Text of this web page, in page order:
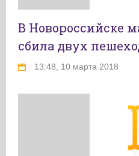
В Новороссийске
сбила двух
13:48, 10 марта 2018